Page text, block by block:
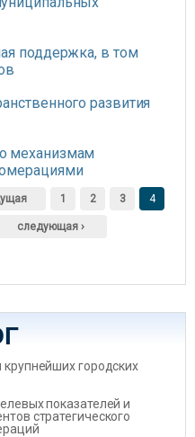
поддержка, в том
развития
механизмам
1 2 3 4
следующая ›
городских
показателей и
стратегического